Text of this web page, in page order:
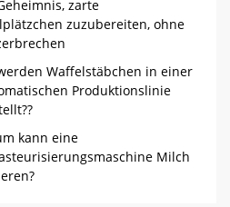
zarte
zuzubereiten, ohne
Waffelstäbchen in einer
Produktionslinie
kann eine
Milch